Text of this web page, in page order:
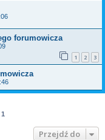
forumowicza
1 2 3
1
Przejdź do